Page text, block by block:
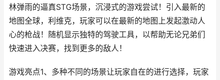
林弹雨的逼真STG场景，沉浸式的游戏尝试！引入最新的
地图全球，利维克，玩家可以在最新的地图上发起激动人
心的枪战！随机显示独特的驾驶工具，以帮助无论兄弟们
快速进入决赛，找到更多的敌人！
游戏亮点1、多种不同的场景让玩家自在的进行选择，玩家